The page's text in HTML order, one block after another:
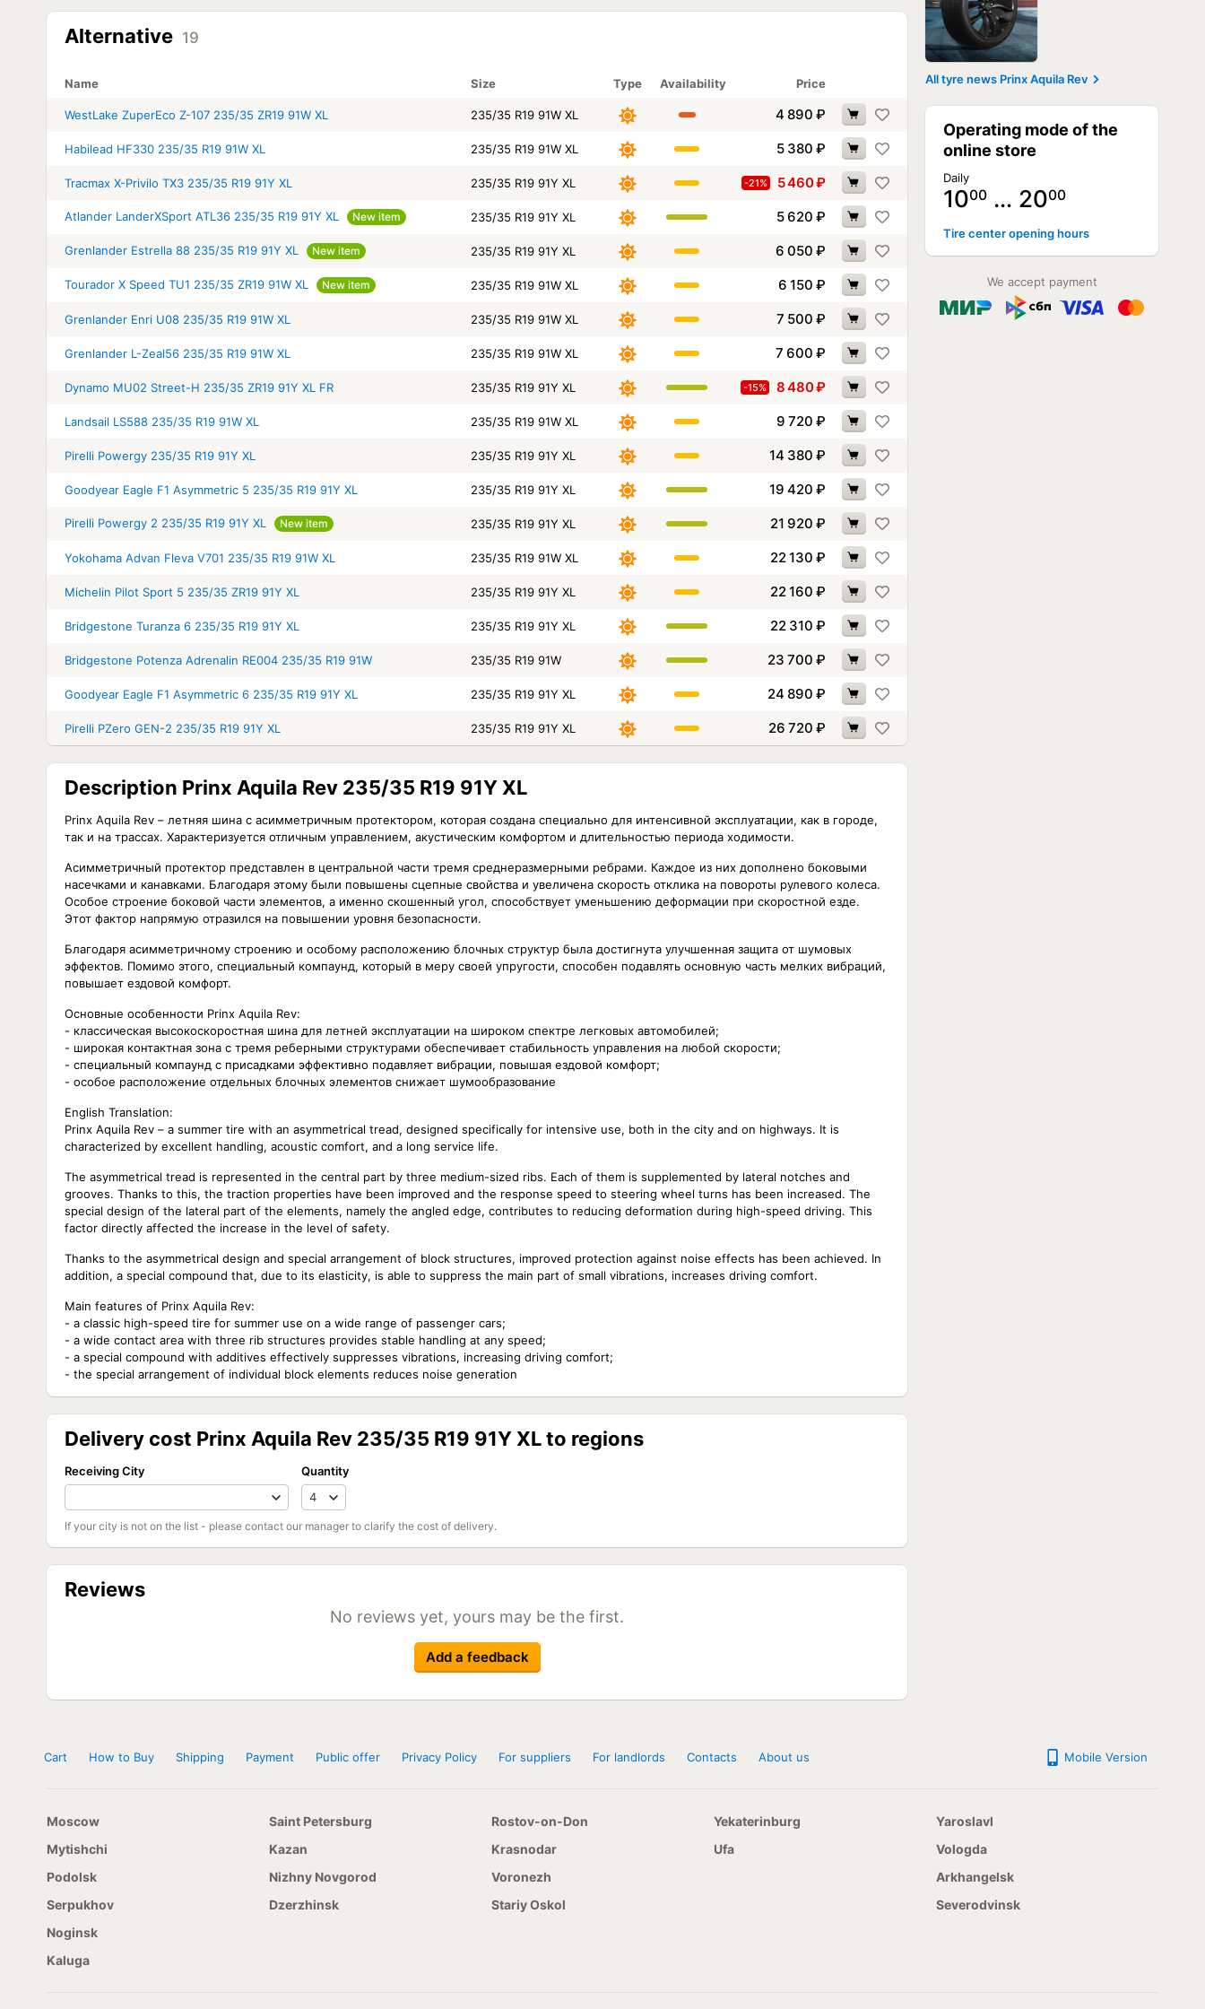
Alternative 19
Name Size Type Availability Price
WestLake ZuperEco Z-107 235/35 ZR19 91W XL 235/35 R19 91W XL 4 890 ₽
Habilead HF330 235/35 R19 91W XL 235/35 R19 91W XL 5 380 ₽
Tracmax X-Privilo TX3 235/35 R19 91Y XL 235/35 R19 91Y XL -21% 5 460₽
Atlander LanderXSport ATL36 235/35 R19 91Y XL New item 235/35 R19 91Y XL 5 620 ₽
Grenlander Estrella 88 235/35 R19 91Y XL New item 235/35 R19 91Y XL 6 050 ₽
Tourador X Speed TU1 235/35 ZR19 91W XL New item 235/35 R19 91W XL 6 150 ₽
Grenlander Enri U08 235/35 R19 91W XL 235/35 R19 91W XL 7 500 ₽
Grenlander L-Zeal56 235/35 R19 91W XL 235/35 R19 91W XL 7 600 ₽
Dynamo MU02 Street-H 235/35 ZR19 91Y XL FR 235/35 R19 91Y XL -15% 8 480₽
Landsail LS588 235/35 R19 91W XL 235/35 R19 91W XL 9 720 ₽
Pirelli Powergy 235/35 R19 91Y XL 235/35 R19 91Y XL 14 380 ₽
Goodyear Eagle F1 Asymmetric 5 235/35 R19 91Y XL 235/35 R19 91Y XL 19 420 ₽
Pirelli Powergy 2 235/35 R19 91Y XL New item 235/35 R19 91Y XL 21 920 ₽
Yokohama Advan Fleva V701 235/35 R19 91W XL 235/35 R19 91W XL 22 130 ₽
Michelin Pilot Sport 5 235/35 ZR19 91Y XL 235/35 R19 91Y XL 22 160 ₽
Bridgestone Turanza 6 235/35 R19 91Y XL 235/35 R19 91Y XL 22 310 ₽
Bridgestone Potenza Adrenalin RE004 235/35 R19 91W 235/35 R19 91W 23 700 ₽
Goodyear Eagle F1 Asymmetric 6 235/35 R19 91Y XL 235/35 R19 91Y XL 24 890 ₽
Pirelli PZero GEN-2 235/35 R19 91Y XL 235/35 R19 91Y XL 26 720 ₽
Description Prinx Aquila Rev 235/35 R19 91Y XL
Prinx Aquila Rev – летняя шина с асимметричным протектором, которая создана специально для интенсивной эксплуатации, как в городе,
так и на трассах. Характеризуется отличным управлением, акустическим комфортом и длительностью периода ходимости.
Асимметричный протектор представлен в центральной части тремя среднеразмерными ребрами. Каждое из них дополнено боковыми
насечками и канавками. Благодаря этому были повышены сцепные свойства и увеличена скорость отклика на повороты рулевого колеса.
Особое строение боковой части элементов, а именно скошенный угол, способствует уменьшению деформации при скоростной езде.
Этот фактор напрямую отразился на повышении уровня безопасности.
Благодаря асимметричному строению и особому расположению блочных структур была достигнута улучшенная защита от шумовых
эффектов. Помимо этого, специальный компаунд, который в меру своей упругости, способен подавлять основную часть мелких вибраций,
повышает ездовой комфорт.
Основные особенности Prinx Aquila Rev:
- классическая высокоскоростная шина для летней эксплуатации на широком спектре легковых автомобилей;
- широкая контактная зона с тремя реберными структурами обеспечивает стабильность управления на любой скорости;
- специальный компаунд с присадками эффективно подавляет вибрации, повышая ездовой комфорт;
- особое расположение отдельных блочных элементов снижает шумообразование
English Translation:
Prinx Aquila Rev – a summer tire with an asymmetrical tread, designed specifically for intensive use, both in the city and on highways. It is
characterized by excellent handling, acoustic comfort, and a long service life.
The asymmetrical tread is represented in the central part by three medium-sized ribs. Each of them is supplemented by lateral notches and
grooves. Thanks to this, the traction properties have been improved and the response speed to steering wheel turns has been increased. The
special design of the lateral part of the elements, namely the angled edge, contributes to reducing deformation during high-speed driving. This
factor directly affected the increase in the level of safety.
Thanks to the asymmetrical design and special arrangement of block structures, improved protection against noise effects has been achieved. In
addition, a special compound that, due to its elasticity, is able to suppress the main part of small vibrations, increases driving comfort.
Main features of Prinx Aquila Rev:
- a classic high-speed tire for summer use on a wide range of passenger cars;
- a wide contact area with three rib structures provides stable handling at any speed;
- a special compound with additives effectively suppresses vibrations, increasing driving comfort;
- the special arrangement of individual block elements reduces noise generation
Delivery cost Prinx Aquila Rev 235/35 R19 91Y XL to regions
Receiving City Quantity
If your city is not on the list - please contact our manager to clarify the cost of delivery.
Reviews
No reviews yet, yours may be the first.
Add a feedback
All tyre news Prinx Aquila Rev
Operating mode of the
online store
Daily
1000 … 2000
Tire center opening hours
We accept payment
Cart How to Buy Shipping Payment Public offer Privacy Policy For suppliers For landlords Contacts About us Mobile Version
Moscow
Mytishchi
Podolsk
Serpukhov
Noginsk
Kaluga
Saint Petersburg
Kazan
Nizhny Novgorod
Dzerzhinsk
Rostov-on-Don
Krasnodar
Voronezh
Stariy Oskol
Yekaterinburg
Ufa
Yaroslavl
Vologda
Arkhangelsk
Severodvinsk